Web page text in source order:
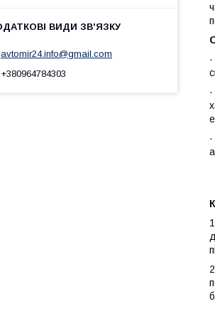
avtomir24.info@gmail.com
+380964784303